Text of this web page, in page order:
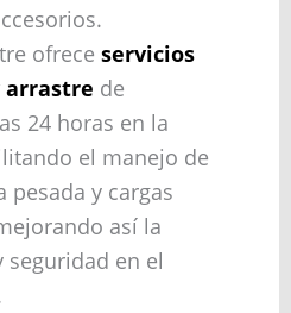
ofrece servicios
arrastre de
24 horas en la
el manejo de
pesada y cargas
así la
seguridad en el